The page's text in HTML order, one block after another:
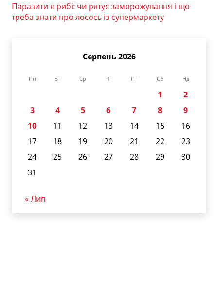
Паразити в рибі: чи рятує заморожування і що
треба знати про лосось із супермаркету
Серпень 2026
Пн Вт Ср Чт Пт Сб Нд
1
2
3
4 5 6 7 8
9
10
11 12 13 14 15
16
17
18 19 20 21 22
23
24
25 26 27 28 29
30
31
« Лип